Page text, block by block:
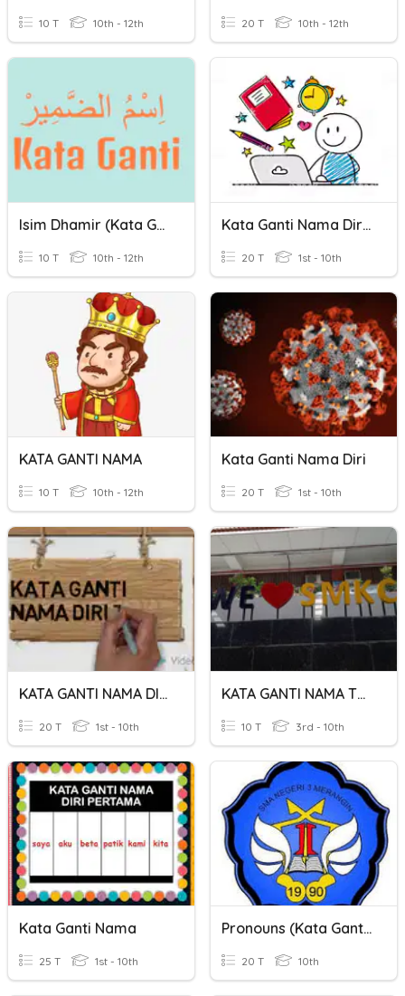
10 T 10th - 12th 20 T 10th - 12th
Isim Dhamir (Kata Ganti)
10 T 10th - 12th
Kata Ganti Nama Diri Tanya / Kata Ganti Nama Tunjuk
20 T 1st - 10th
KATA GANTI NAMA
10 T 10th - 12th
Kata Ganti Nama Diri
20 T 1st - 10th
KATA GANTI NAMA DIRI
20 T 1st - 10th
KATA GANTI NAMA TEMPAT & KATA GANTI NAMA TUNJUK
10 T 3rd - 10th
Kata Ganti Nama
25 T 1st - 10th
Pronouns (Kata Ganti)
20 T 10th